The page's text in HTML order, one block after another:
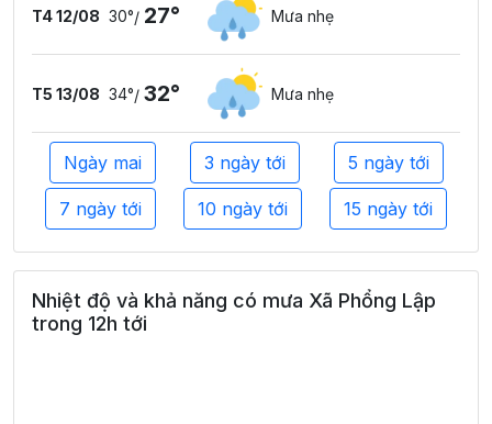
T4 12/08 30°/ 27° Mưa nhẹ
T5 13/08 34°/ 32° Mưa nhẹ
Ngày mai 3 ngày tới 5 ngày tới
7 ngày tới 10 ngày tới 15 ngày tới
Nhiệt độ và khả năng có mưa Xã Phổng Lập
trong 12h tới